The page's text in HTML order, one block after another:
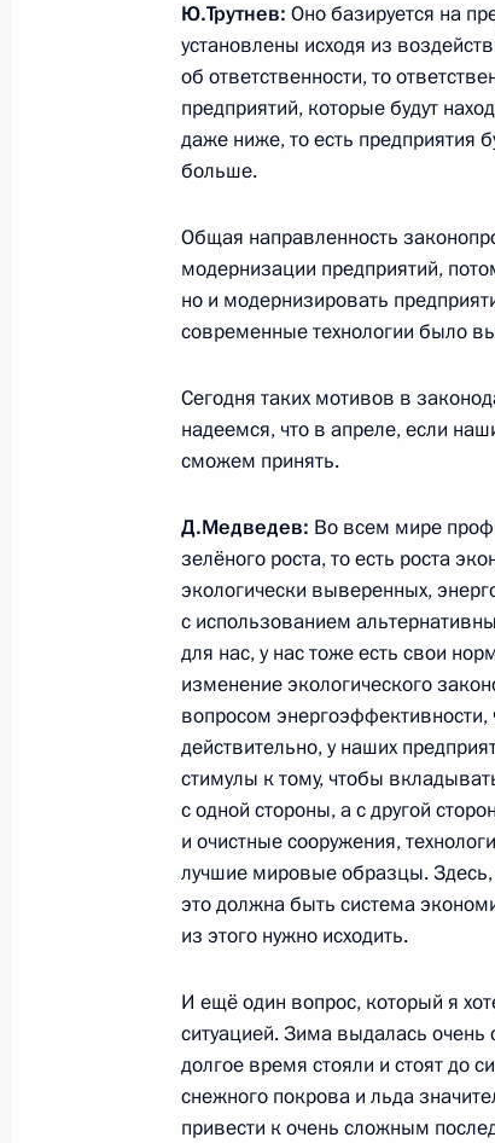
Кадровые изменения в
Президента
31 августа 2013 года, 16:30
Заседание Комиссии по
назначения
14 июня 2013 года, 17:00
Заседание рабочей группы
за выполнением поручений
Заседание рабочей группы
качества предоставления
15 февраля 2013 года, 20:00
Назначены члены
«Росатом»
4 сентября 2012 года, 11:00
направленной на
окружающей среды,
мировых финансовых центрах
25 июля 2012 года, 15:00
Ю.Трутнев: Оно базируется на
установлены исходя из
об ответственности, то
предприятий, которые будут
даже ниже, то есть предприятия
больше.
Общая направленность
модернизации предприятий,
но и модернизировать
современные технологии было
Сегодня таких мотивов в
надеемся, что в апреле, если
сможем принять.
Д.Медведев: Во всем мире
зелёного роста, то есть роста
экологически выверенных,
с использованием
для нас, у нас тоже есть свои
изменение экологического
вопросом
действительно, у наших
стимулы к тому, чтобы
с одной стороны, а с другой
и очистные сооружения,
лучшие мировые образцы. Здесь,
это должна быть система
из этого нужно исходить.
И ещё один вопрос, который я
ситуацией. Зима выдалась очень
долгое время стояли и стоят до
снежного покрова и льда
привести к очень сложным